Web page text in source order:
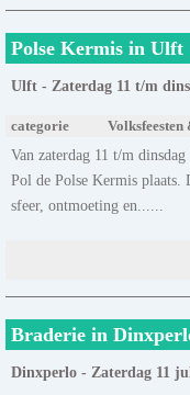
Polse Kermis in Ulft
Ulft - Zaterdag 11 t/m
categorie
Van zaterdag 11 t/m
Pol de Polse Kermis plaats.
sfeer, ontmoeting en......
Braderie in
Dinxperlo - Zaterdag 11